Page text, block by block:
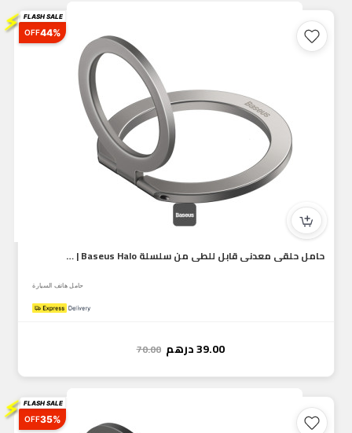
⚡ FLASH SALE
44%
OFF
حامل حلقي معدني قابل للطي من سلسلة Baseus Halo | حامل وحلقة...
حامل هاتف السيارة
39.00درهم 70.00
⚡ FLASH SALE
35%
OFF